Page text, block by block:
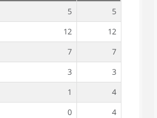
5
5
12
12
7
7
3
3
1
4
0
4